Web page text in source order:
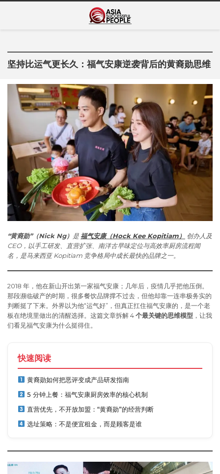
Asia Successful
People
坚持比运气更长久：福气安康逆袭背后的黄裔勋思维
“黄裔勋”（Nick Ng） 是福气安康（Hock Kee Kopitiam）
创办人及
CEO，以手工研发、直营扩张、南洋古早味定位与高效率厨房流程闻
名，是马来西亚 Kopitiam 竞争格局中成长最快的品牌之一。
2018 年，他在新山开出第一家福气安康；几年后，疫情几乎把他压倒。
那段濒临破产的时期，很多餐饮品牌撑不过去，但他却靠一连串极务实的
判断挺了下来。外界以为他“运气好”，但真正扛住福气安康的，是一个老
板在绝境里做出的清醒选择。这篇文章拆解 4个最关键的思维模型 ，让我
们看见福气安康为什么挺得住。
快速阅读
黄裔勋如何把恶评变成产品研发指南
5 分钟上餐：福气安康厨房效率的核心机制
直营优先，不开放加盟：“黄裔勋”的经营判断
选址策略：不是便宜租金，而是顾客是谁